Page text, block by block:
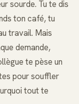
sourde. Tu te dis
ton café, tu
travail. Mais
demande,
te pèse un
pour souffler
tout te